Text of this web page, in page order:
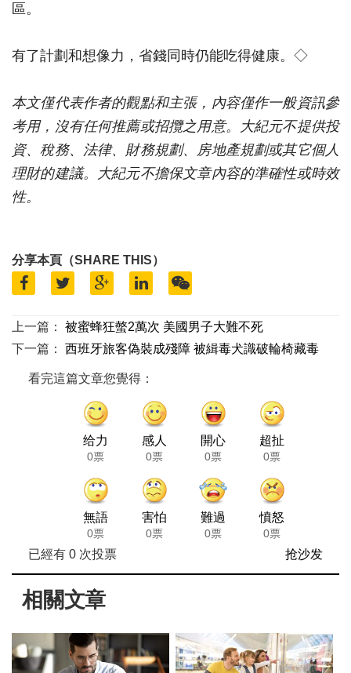
區。
有了計劃和想像力，省錢同時仍能吃得健康。◇
本文僅代表作者的觀點和主張，內容僅作一般資訊參
考用，沒有任何推薦或招攬之用意。大紀元不提供投
資、稅務、法律、財務規劃、房地產規劃或其它個人
理財的建議。大紀元不擔保文章內容的準確性或時效
性。
分享本頁（SHARE THIS）
上一篇：
被蜜蜂狂螫2萬次 美國男子大難不死
下一篇：
西班牙旅客偽裝成殘障 被緝毒犬識破輪椅藏毒
看完這篇文章您覺得：
给力
0票
感人
0票
開心
0票
超扯
0票
無語
0票
害怕
0票
難過
0票
憤怒
0票
已經有 0次投票 抢沙发
相關文章